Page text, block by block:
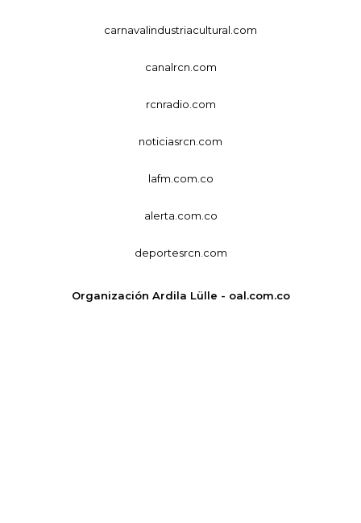
carnavalindustriacultural.com
canalrcn.com
rcnradio.com
noticiasrcn.com
lafm.com.co
alerta.com.co
deportesrcn.com
Organización Ardila Lülle - oal.com.co